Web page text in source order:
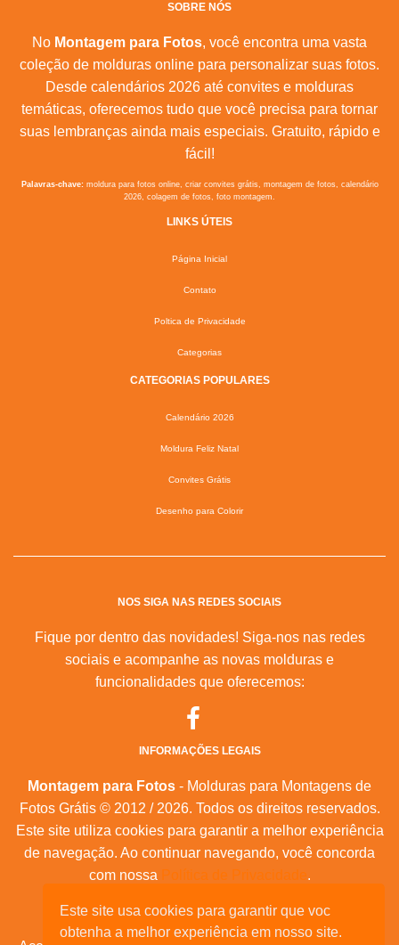
Este site usa cookies para garantir que voc
obtenha a melhor experiência em nosso site.
SOBRE NÓS
No Montagem para Fotos, você encontra uma vasta
coleção de molduras online para personalizar suas fotos.
Desde calendários 2026 até convites e molduras
temáticas, oferecemos tudo que você precisa para tornar
suas lembranças ainda mais especiais. Gratuito, rápido e
fácil!
Palavras-chave:moldura para fotos online, criar convites grátis, montagem de fotos, calendário
2026, colagem de fotos, foto montagem.
LINKS ÚTEIS
Página Inicial
Contato
Poltica de Privacidade
Categorias
CATEGORIAS POPULARES
Calendário 2026
Moldura Feliz Natal
Convites Grátis
Desenho para Colorir
NOS SIGA NAS REDES SOCIAIS
Fique por dentro das novidades! Siga-nos nas redes
sociais e acompanhe as novas molduras e
funcionalidades que oferecemos:
INFORMAÇÕES LEGAIS
Montagem para Fotos - Molduras para Montagens de
Fotos Grátis © 2012 / 2026. Todos os direitos reservados.
Este site utiliza cookies para garantir a melhor experiência
de navegação. Ao continuar navegando, você concorda
com nossa Política de Privacidade.
Mapa do Site |Feeds RSS |Sobre Nós